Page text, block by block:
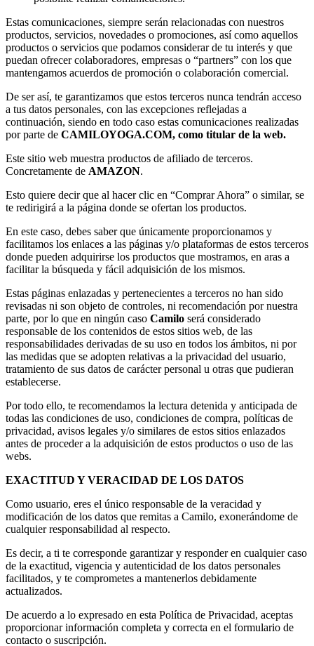
Estas comunicaciones, siempre serán relacionadas con nuestros
productos, servicios, novedades o promociones, así como aquellos
productos o servicios que podamos considerar de tu interés y que
puedan ofrecer colaboradores, empresas o “partners” con los que
mantengamos acuerdos de promoción o colaboración comercial.
De ser así, te garantizamos que estos terceros nunca tendrán acceso
a tus datos personales, con las excepciones reflejadas a
continuación, siendo en todo caso estas comunicaciones realizadas
por parte de CAMILOYOGA.COM, como titular de la web.
Este sitio web muestra productos de afiliado de terceros.
Concretamente de AMAZON.
Esto quiere decir que al hacer clic en “Comprar Ahora” o similar, se
te redirigirá a la página donde se ofertan los productos.
En este caso, debes saber que únicamente proporcionamos y
facilitamos los enlaces a las páginas y/o plataformas de estos terceros
donde pueden adquirirse los productos que mostramos, en aras a
facilitar la búsqueda y fácil adquisición de los mismos.
Estas páginas enlazadas y pertenecientes a terceros no han sido
revisadas ni son objeto de controles, ni recomendación por nuestra
parte, por lo que en ningún caso Camilo será considerado
responsable de los contenidos de estos sitios web, de las
responsabilidades derivadas de su uso en todos los ámbitos, ni por
las medidas que se adopten relativas a la privacidad del usuario,
tratamiento de sus datos de carácter personal u otras que pudieran
establecerse.
Por todo ello, te recomendamos la lectura detenida y anticipada de
todas las condiciones de uso, condiciones de compra, políticas de
privacidad, avisos legales y/o similares de estos sitios enlazados
antes de proceder a la adquisición de estos productos o uso de las
webs.
EXACTITUD Y VERACIDAD DE LOS DATOS
Como usuario, eres el único responsable de la veracidad y
modificación de los datos que remitas a Camilo, exonerándome de
cualquier responsabilidad al respecto.
Es decir, a ti te corresponde garantizar y responder en cualquier caso
de la exactitud, vigencia y autenticidad de los datos personales
facilitados, y te comprometes a mantenerlos debidamente
actualizados.
De acuerdo a lo expresado en esta Política de Privacidad, aceptas
proporcionar información completa y correcta en el formulario de
contacto o suscripción.